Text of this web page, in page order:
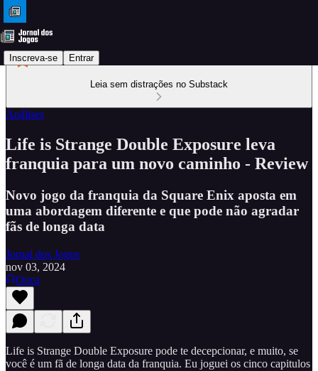
Inscreva-se Entrar
Leia sem distrações no Substack
Análises
Life is Strange Double Exposure leva
franquia para um novo caminho - Review
Novo jogo da franquia da Square Enix aposta em
uma abordagem diferente e que pode não agradar
fãs de longa data
Jornal dos Jogos
nov 03, 2024
Ouça
Life is Strange Double Exposure pode te decepcionar, e muito, se
você é um fã de longa data da franquia. Eu joguei os cinco capitulos